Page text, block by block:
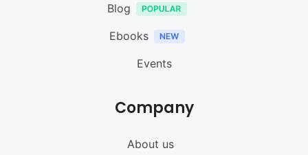
Blog
Ebooks
Events
Company
About us